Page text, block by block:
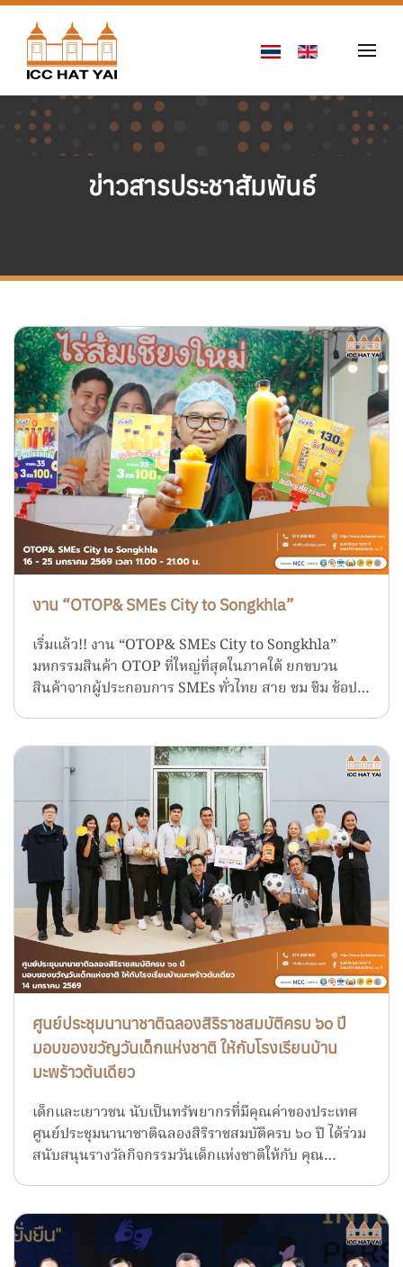
Skip to main content
ข่าวสารประชาสัมพันธ์
งาน “OTOP& SMEs City to Songkhla”
เริ่มแล้ว!! งาน “OTOP& SMEs City to Songkhla”
มหกรรมสินค้า OTOP ที่ใหญ่ที่สุดในภาคใต้ ยกขบวน
สินค้าจากผู้ประกอบการ SMEs ทั่วไทย สาย ชม ชิม ช้อป…
ศูนย์ประชุมนานาชาติฉลองสิริราชสมบัติครบ ๖๐ ปี
มอบของขวัญวันเด็กแห่งชาติ ให้กับโรงเรียนบ้าน
มะพร้าวต้นเดียว
เด็กและเยาวชน นับเป็นทรัพยากรที่มีคุณค่าของประเทศ
ศูนย์ประชุมนานาชาติฉลองสิริราชสมบัติครบ ๖๐ ปี ได้ร่วม
สนับสนุนรางวัลกิจกรรมวันเด็กแห่งชาติให้กับ คุณ…